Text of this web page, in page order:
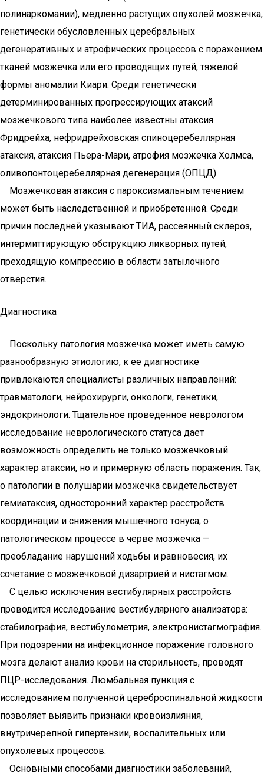
полинаркомании), медленно растущих опухолей мозжечка,
генетически обусловленных церебральных
дегенеративных и атрофических процессов с поражением
тканей мозжечка или его проводящих путей, тяжелой
формы аномалии Киари. Среди генетически
детерминированных прогрессирующих атаксий
мозжечкового типа наиболее известны атаксия
Фридрейха, нефридрейховская спиноцеребеллярная
атаксия, атаксия Пьера-Мари, атрофия мозжечка Холмса,
оливопонтоцеребеллярная дегенерация (ОПЦД).
Мозжечковая атаксия с пароксизмальным течением
может быть наследственной и приобретенной. Среди
причин последней указывают ТИА, рассеянный склероз,
интермиттирующую обструкцию ликворных путей,
преходящую компрессию в области затылочного
отверстия.
Диагностика
Поскольку патология мозжечка может иметь самую
разнообразную этиологию, к ее диагностике
привлекаются специалисты различных направлений:
травматологи, нейрохирурги, онкологи, генетики,
эндокринологи. Тщательное проведенное неврологом
исследование неврологического статуса дает
возможность определить не только мозжечковый
характер атаксии, но и примерную область поражения. Так,
о патологии в полушарии мозжечка свидетельствует
гемиатаксия, односторонний характер расстройств
координации и снижения мышечного тонуса; о
патологическом процессе в черве мозжечка —
преобладание нарушений ходьбы и равновесия, их
сочетание с мозжечковой дизартрией и нистагмом.
С целью исключения вестибулярных расстройств
проводится исследование вестибулярного анализатора:
стабилография, вестибулометрия, электронистагмография.
При подозрении на инфекционное поражение головного
мозга делают анализ крови на стерильность, проводят
ПЦР-исследования. Люмбальная пункция с
исследованием полученной цереброспинальной жидкости
позволяет выявить признаки кровоизлияния,
внутричерепной гипертензии, воспалительных или
опухолевых процессов.
Основными способами диагностики заболеваний,